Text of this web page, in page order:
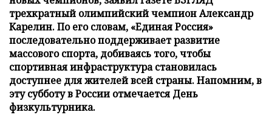
трехкратный олимпийский чемпион Александр
Карелин. По его словам, «Единая Россия»
последовательно поддерживает развитие
массового спорта, добиваясь того, чтобы
спортивная инфраструктура становилась
доступнее для жителей всей страны. Напомним, в
эту субботу в России отмечается День
физкультурника.